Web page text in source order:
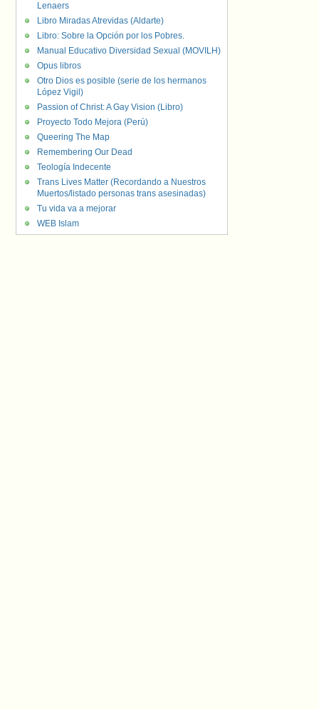
Lenaers
Libro Miradas Atrevidas (Aldarte)
Libro: Sobre la Opción por los Pobres.
Manual Educativo Diversidad Sexual (MOVILH)
Opus libros
Otro Dios es posible (serie de los hermanos
López Vigil)
Passion of Christ: A Gay Vision (Libro)
Proyecto Todo Mejora (Perú)
Queering The Map
Remembering Our Dead
Teología Indecente
Trans Lives Matter (Recordando a Nuestros
Muertos/listado personas trans asesinadas)
Tu vida va a mejorar
WEB Islam